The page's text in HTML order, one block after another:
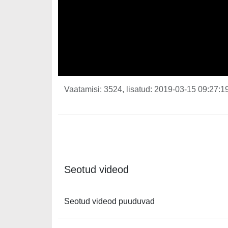
Vaatamisi: 3524, lisatud: 2019-03-15
Seotud videod
Seotud videod puuduvad